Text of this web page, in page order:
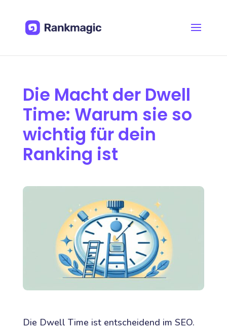
Die Macht der Dwell
Time: Warum sie so
wichtig für dein
Ranking ist
Die Dwell Time ist entscheidend im SEO.